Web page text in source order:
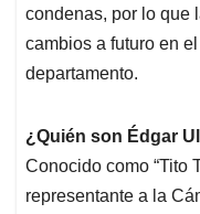
condenas, por lo que
cambios a futuro en
departamento.
¿Quién son Édgar
Conocido como “Tito
representante a la